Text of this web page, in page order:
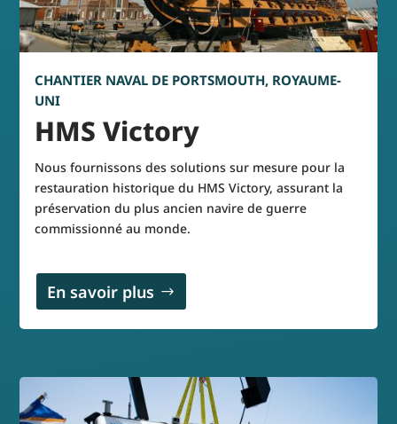
CHANTIER NAVAL DE PORTSMOUTH, ROYAUME-
UNI
HMS Victory
Nous fournissons des solutions sur mesure pour la
restauration historique du HMS Victory, assurant la
préservation du plus ancien navire de guerre
commissionné au monde.
En savoir plus